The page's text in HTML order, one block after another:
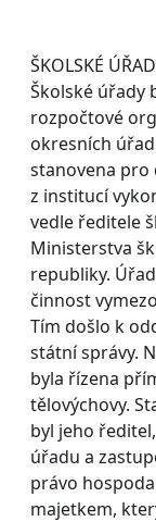
ŠKOLSKÉ
Školské úřady
rozpočtové
okresních
stanovena pro
z institucí
vedle ředitele
Ministerstva
republiky.
činnost
Tím došlo k
státní správy.
byla řízena
tělovýchovy.
byl jeho
úřadu a
právo
majetkem,